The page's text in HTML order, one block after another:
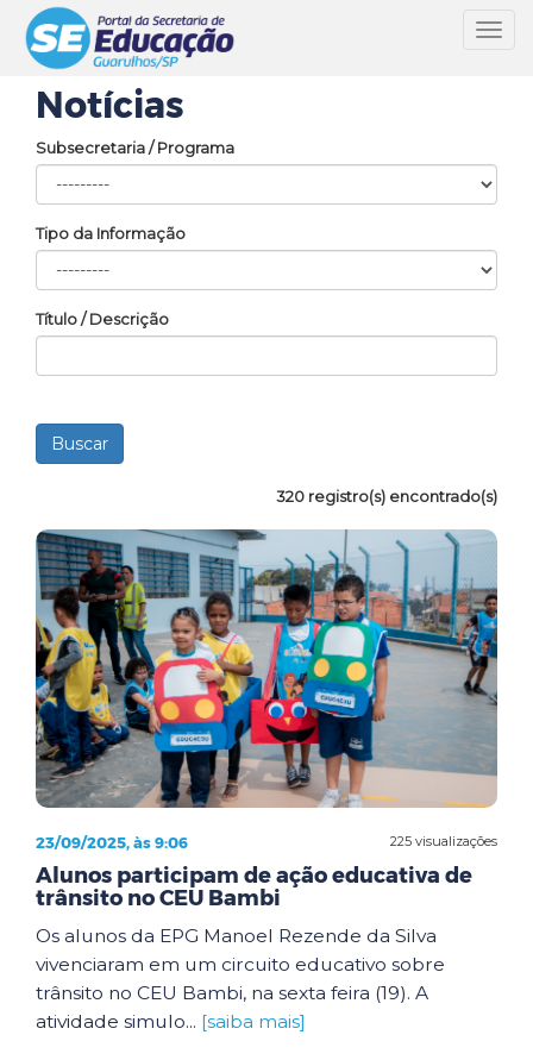
Notícias
Subsecretaria / Programa
Tipo da Informação
Título / Descrição
320 registro(s) encontrado(s)
225 visualizações
23/09/2025, às 9:06
Alunos participam de ação educativa de
trânsito no CEU Bambi
Os alunos da EPG Manoel Rezende da Silva
vivenciaram em um circuito educativo sobre
trânsito no CEU Bambi, na sexta feira (19). A
atividade simulo... [saiba mais]